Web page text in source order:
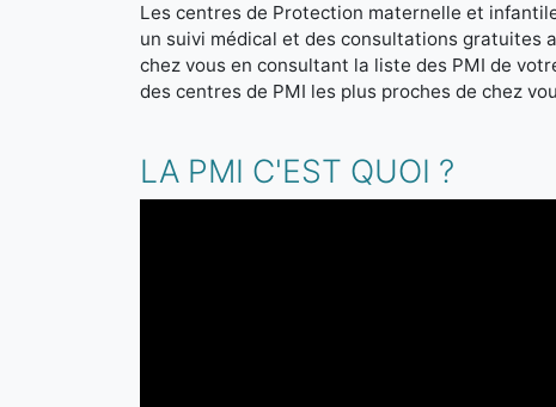
Les centres de Protection maternelle et
un suivi médical et des consultations gratuites
chez vous en consultant la liste des PMI de
des centres de PMI les plus proches de chez
LA PMI C'EST QUOI ?